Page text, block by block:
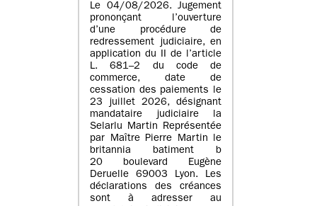
Le 04/08/2026. Jugement
prononçant l’ouverture
d’une procédure de
redressement judiciaire, en
application du II de l’article
L. 681–2 du code de
commerce, date de
cessation des paiements le
23 juillet 2026, désignant
mandataire judiciaire la
Selarlu Martin Représentée
par Maître Pierre Martin le
britannia batiment b
20 boulevard Eugène
Deruelle 69003 Lyon. Les
déclarations des créances
sont à adresser au